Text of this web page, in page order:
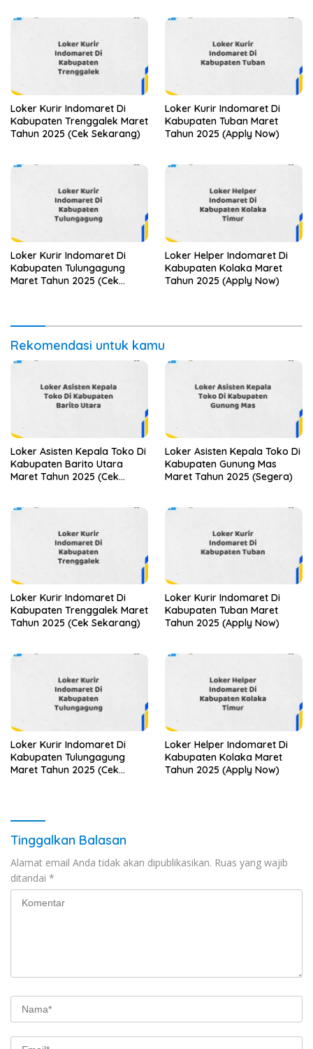
Loker Kurir Indomaret Di
Kabupaten Trenggalek Maret
Tahun 2025 (Cek Sekarang)
Loker Kurir Indomaret Di
Kabupaten Tuban Maret
Tahun 2025 (Apply Now)
Loker Kurir Indomaret Di
Kabupaten Tulungagung
Maret Tahun 2025 (Cek
Loker Helper Indomaret Di
Kabupaten Kolaka Maret
Tahun 2025 (Apply Now)
Rekomendasi untuk kamu
Loker Asisten Kepala Toko Di
Kabupaten Barito Utara
Maret Tahun 2025 (Cek
Loker Asisten Kepala Toko Di
Kabupaten Gunung Mas
Maret Tahun 2025 (Segera)
Loker Kurir Indomaret Di
Kabupaten Trenggalek Maret
Tahun 2025 (Cek Sekarang)
Loker Kurir Indomaret Di
Kabupaten Tuban Maret
Tahun 2025 (Apply Now)
Loker Kurir Indomaret Di
Kabupaten Tulungagung
Maret Tahun 2025 (Cek
Loker Helper Indomaret Di
Kabupaten Kolaka Maret
Tahun 2025 (Apply Now)
Tinggalkan Balasan
Alamat email Anda tidak akan dipublikasikan. Ruas yang wajib
ditandai *